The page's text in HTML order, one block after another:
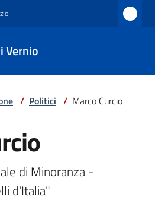
Vernio
/ Politici / Marco Curcio
di Minoranza -
d'Italia"